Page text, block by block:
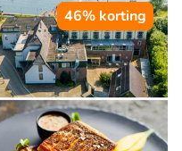
46% korting